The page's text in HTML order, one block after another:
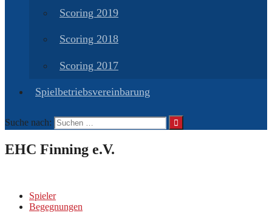
Scoring 2019
Scoring 2018
Scoring 2017
Spielbetriebsvereinbarung
Suche nach:
EHC Finning e.V.
Spieler
Begegnungen